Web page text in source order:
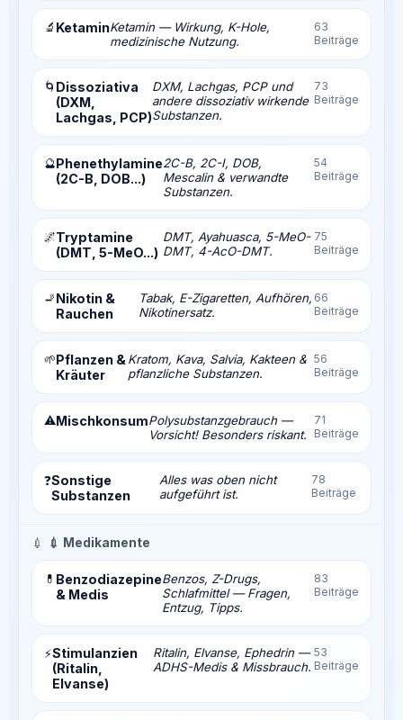
🔬 KetaminKetamin — Wirkung, K-Hole,
medizinische Nutzung.
63
Beiträge
🌀 Dissoziativa
(DXM,
Lachgas, PCP)
DXM, Lachgas, PCP und
andere dissoziativ wirkende
Substanzen.
73
Beiträge
🔮Phenethylamine
(2C-B, DOB...)
2C-B, 2C-I, DOB,
Mescalin & verwandte
Substanzen.
54
Beiträge
🌌Tryptamine
(DMT, 5-MeO...)
DMT, Ayahuasca, 5-MeO-
DMT, 4-AcO-DMT.
75
Beiträge
🚬Nikotin &
Rauchen
Tabak, E-Zigaretten, Aufhören,
Nikotinersatz.
66
Beiträge
🌱Pflanzen &
Kräuter
Kratom, Kava, Salvia, Kakteen &
pflanzliche Substanzen.
56
Beiträge
⚠️MischkonsumPolysubstanzgebrauch —
Vorsicht! Besonders riskant.
71
Beiträge
❓Sonstige
Substanzen
Alles was oben nicht
aufgeführt ist.
78
Beiträge
💉 💉 Medikamente
💊 Benzodiazepine
& Medis
Benzos, Z-Drugs,
Schlafmittel — Fragen,
Entzug, Tipps.
83
Beiträge
⚡Stimulanzien
(Ritalin,
Elvanse)
Ritalin, Elvanse, Ephedrin —
ADHS-Medis & Missbrauch.
53
Beiträge